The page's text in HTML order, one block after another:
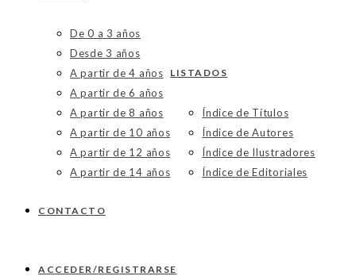
De 0 a 3 años
Desde 3 años
A partir de 4 años
A partir de 6 años
A partir de 8 años
A partir de 10 años
A partir de 12 años
A partir de 14 años
LISTADOS
Índice de Títulos
Índice de Autores
Índice de Ilustradores
Índice de Editoriales
CONTACTO
ACCEDER/REGISTRARSE